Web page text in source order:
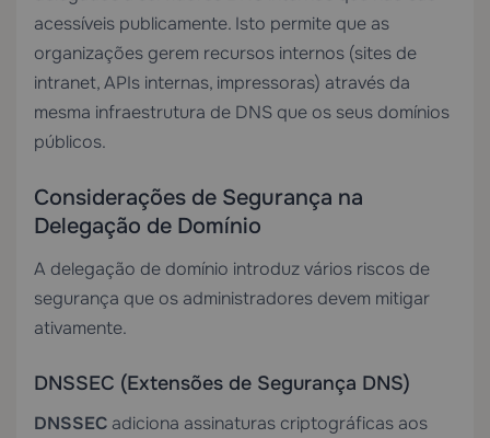
acessíveis publicamente. Isto permite que as
organizações gerem recursos internos (sites de
intranet, APIs internas, impressoras) através da
mesma infraestrutura de DNS que os seus domínios
públicos.
Considerações de Segurança na
Delegação de Domínio
A delegação de domínio introduz vários riscos de
segurança que os administradores devem mitigar
ativamente.
DNSSEC (Extensões de Segurança DNS)
DNSSEC adiciona assinaturas criptográficas aos